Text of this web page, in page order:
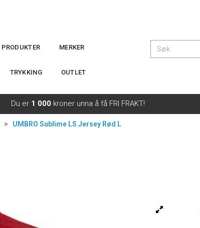
PRODUKTER MERKER
TRYKKING OUTLET
Du er 1 000 kroner unna å få FRI FRAKT!
> UMBRO Sublime LS Jersey Rød L